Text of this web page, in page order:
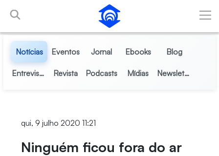
Pular para o Conteúdo principal
Notícias Eventos Jornal Ebooks Blog
Entrevistas Revista Podcasts Mídias Newsletter
qui, 9 julho 2020 11:21
Ninguém ficou fora do ar